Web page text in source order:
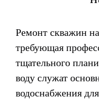
Ремонт скважин
требующая
тщательного
воду служат
водоснабжения